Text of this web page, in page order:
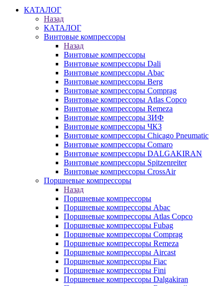
КАТАЛОГ
Назад
КАТАЛОГ
Винтовые компрессоры
Назад
Винтовые компрессоры
Винтовые компрессоры Dali
Винтовые компрессоры Abac
Винтовые компрессоры Berg
Винтовые компрессоры Comprag
Винтовые компрессоры Atlas Copco
Винтовые компрессоры Remeza
Винтовые компрессоры ЗИФ
Винтовые компрессоры ЧКЗ
Винтовые компрессоры Chicago Pneumatic
Винтовые компрессоры Comaro
Винтовые компрессоры DALGAKIRAN
Винтовые компрессоры Spitzenreiter
Винтовые компрессоры CrossAir
Поршневые компрессоры
Назад
Поршневые компрессоры
Поршневые компрессоры Abac
Поршневые компрессоры Atlas Copco
Поршневые компрессоры Fubag
Поршневые компрессоры Comprag
Поршневые компрессоры Remeza
Поршневые компрессоры Aircast
Поршневые компрессоры Fiac
Поршневые компрессоры Fini
Поршневые компрессоры Dalgakiran